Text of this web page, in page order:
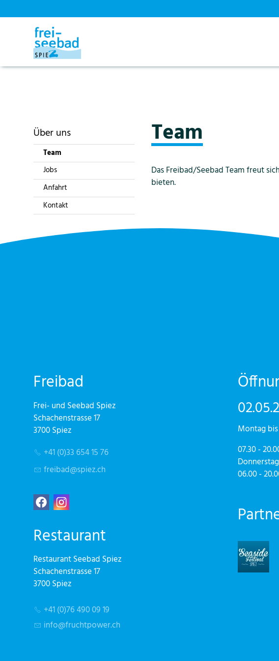
Startseite Über uns
Über uns
Team
Jobs
Anfahrt
Kontakt
Team
Das Freibad/Seebad Team freut
bieten.
Freibad
Frei- und Seebad Spiez
Schachenstrasse 17
3700 Spiez
+41 (0)33 654 15 76
fr b d sp zch
Restaurant
Restaurant Seebad Spiez
Schachenstrasse 17
3700 Spiez
+41 (0)76 490 09 19
nf
fr chtp w rch
Montag
07.30 -
Donnerstag
06.00 -